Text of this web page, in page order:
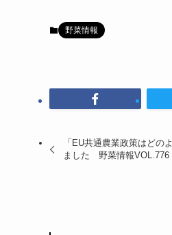
野菜情報
「EU共通農業政策はどの
ました 野菜情報